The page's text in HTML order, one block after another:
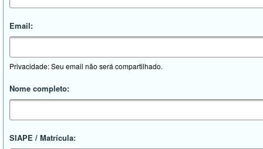
Email:
Privacidade: Seu email não será compartilhado.
Nome completo:
SIAPE / Matrícula: